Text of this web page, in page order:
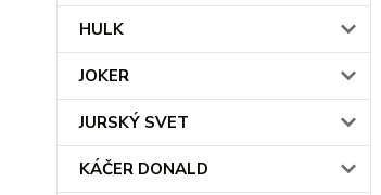
HULK
JOKER
JURSKÝ SVET
KÁČER DONALD